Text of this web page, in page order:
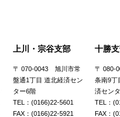
上川・宗谷支部 十勝
〒 070-0043 旭川市常
盤通1丁目 道北経済セン
ター6階
TEL：(0166)22-5601
FAX：(0166)22-5921
〒 080-
条南9丁
済セン
TEL：
FAX：